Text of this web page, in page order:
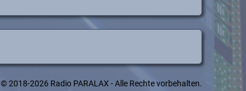
© 2018-2026 Radio PARALAX - Alle Rechte vorbehalten.